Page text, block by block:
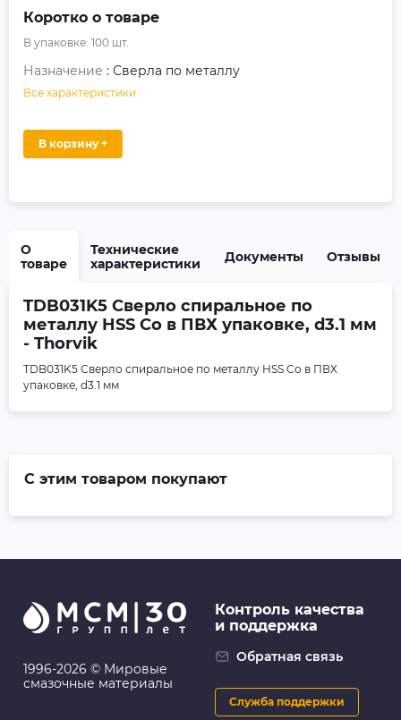
Коротко о товаре
В упаковке: 100 шт.
Назначение : Сверла по металлу
Все характеристики
В корзину +
О
товаре
Технические
характеристики
Документы Отзывы
TDB031K5 Сверло спиральное по
металлу HSS Co в ПВХ упаковке, d3.1 мм
- Thorvik
TDB031K5 Сверло спиральное по металлу HSS Co в ПВХ
упаковке, d3.1 мм
С этим товаром покупают
1996-2026 © Мировые
смазочные материалы
Контроль качества
и поддержка
Обратная связь
Служба поддержки